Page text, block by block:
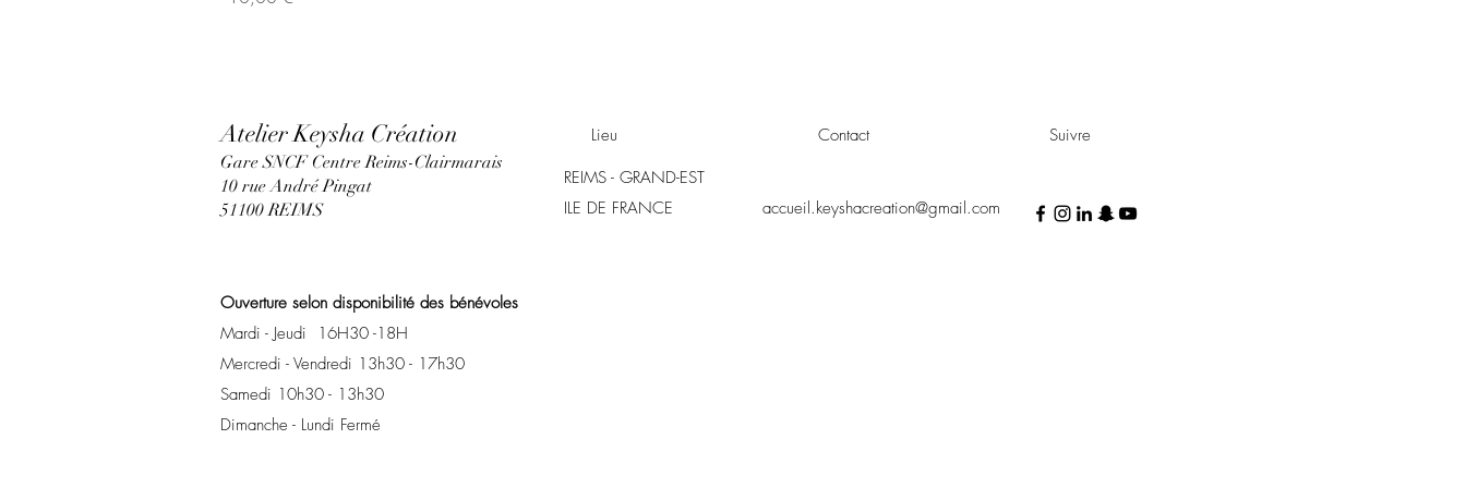
Atelier Keysha Création
Gare SNCF Centre Reims-Clairmarais
10 rue André Pingat
51100 REIMS
Lieu
REIMS - GRAND-EST
ILE DE FRANCE
Contact
accueil.keyshacreation@gmail.com
Suivre
Ouverture selon disponibilité des bénévoles
Mardi - Jeudi 16H30 -18H
Mercredi - Vendredi 13h30 - 17h30
Samedi 10h30 - 13h30
Dimanche - Lundi Fermé